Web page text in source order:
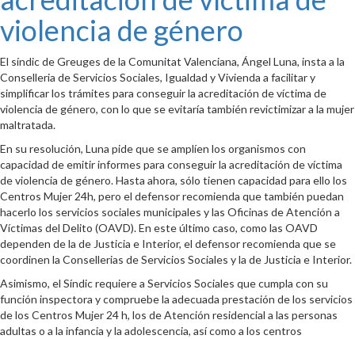
violencia de género
El síndic de Greuges de la Comunitat Valenciana, Ángel Luna, insta a la
Conselleria de Servicios Sociales, Igualdad y Vivienda a facilitar y
simplificar los trámites para conseguir la acreditación de víctima de
violencia de género, con lo que se evitaría también revictimizar a la mujer
maltratada.
En su resolución, Luna pide que se amplíen los organismos con
capacidad de emitir informes para conseguir la acreditación de víctima
de violencia de género. Hasta ahora, sólo tienen capacidad para ello los
Centros Mujer 24h, pero el defensor recomienda que también puedan
hacerlo los servicios sociales municipales y las Oficinas de Atención a
Víctimas del Delito (OAVD). En este último caso, como las OAVD
dependen de la de Justicia e Interior, el defensor recomienda que se
coordinen la Consellerias de Servicios Sociales y la de Justicia e Interior.
Asimismo, el Síndic requiere a Servicios Sociales que cumpla con su
función inspectora y compruebe la adecuada prestación de los servicios
de los Centros Mujer 24 h, los de Atención residencial a las personas
adultas o a la infancia y la adolescencia, así como a los centros